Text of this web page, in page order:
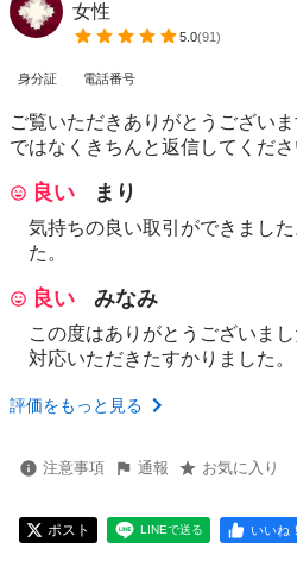
女性
5.0(91)
身分証 電話番号
ご覧いただきありがとうござい
ではなくきちんと返信してくださ
良い まり
気持ちの良い取引ができまし
た。
良い みなみ
この度はありがとうございま
対応いただきたすかりました。
評価をもっと見る
注意事項 通報 お気に入り
ポスト LINEで送る いいね！